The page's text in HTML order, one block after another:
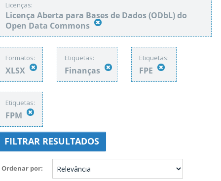
Licenças:
Licença Aberta para Bases de Dados (ODbL) do
Open Data Commons
Formatos:
XLSX
Etiquetas:
Finanças
Etiquetas:
FPE
Etiquetas:
FPM
FILTRAR RESULTADOS
Ordenar por